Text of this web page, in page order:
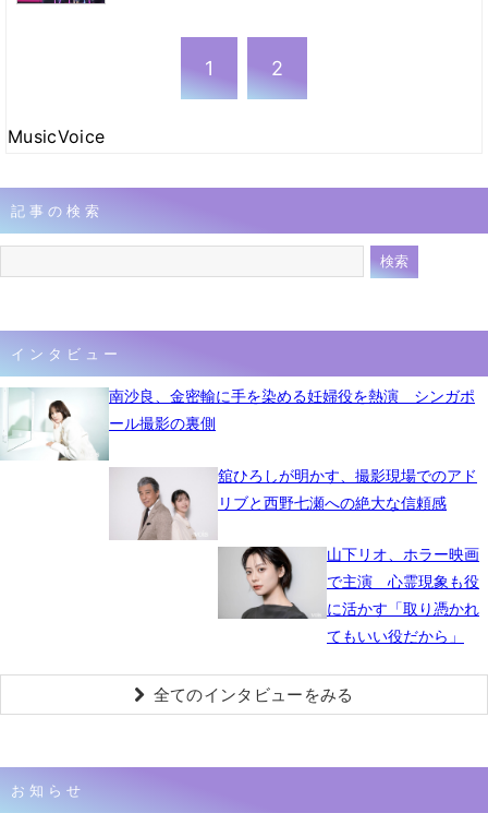
1 2
MusicVoice
記事の検索
インタビュー
南沙良、金密輸に手を染める妊婦役を熱演 シンガポ
ール撮影の裏側
舘ひろしが明かす、撮影現場でのアド
リブと西野七瀬への絶大な信頼感
山下リオ、ホラー映画
で主演 心霊現象も役
に活かす「取り憑かれ
てもいい役だから」
全てのインタビューをみる
お知らせ